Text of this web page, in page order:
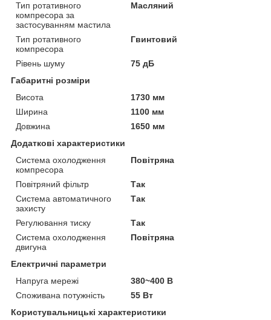
Тип ротативного
компресора за
застосуванням мастила
Масляний
Тип ротативного
компресора
Гвинтовий
Рівень шуму
75 дБ
Габаритні розміри
Висота
1730 мм
Ширина
1100 мм
Довжина
1650 мм
Додаткові характеристики
Система охолодження
компресора
Повітряна
Повітряний фільтр
Так
Система автоматичного
захисту
Так
Регулювання тиску
Так
Система охолодження
двигуна
Повітряна
Електричні параметри
Напруга мережі
380~400 В
Споживана потужність
55 Вт
Користувальницькі характеристики